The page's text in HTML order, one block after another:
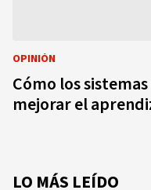
OPINIÓN
Cómo los
mejorar el
LO MÁS LEÍDO